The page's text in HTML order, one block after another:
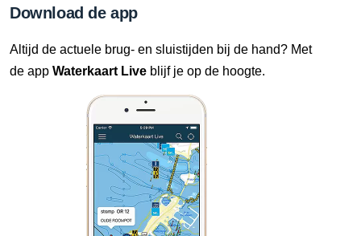
Download de app
Altijd de actuele brug- en sluistijden bij de hand? Met
de app Waterkaart Live blijf je op de hoogte.